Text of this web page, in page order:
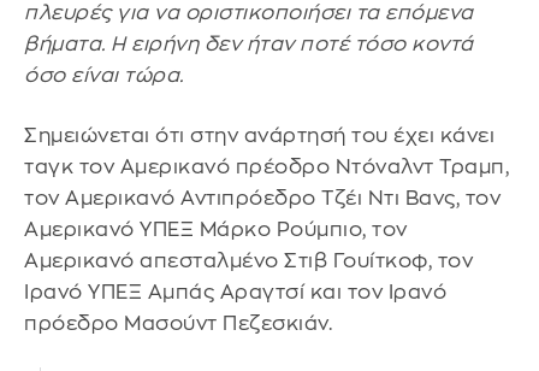
πλευρές για να οριστικοποιήσει τα επόμενα
βήματα. Η ειρήνη δεν ήταν ποτέ τόσο κοντά
όσο είναι τώρα.
Σημειώνεται ότι στην ανάρτησή του έχει κάνει
ταγκ τον Αμερικανό πρέοδρο Ντόναλντ Τραμπ,
τον Αμερικανό Αντιπρόεδρο Τζέι Ντι Βανς, τον
Αμερικανό ΥΠΕΞ Μάρκο Ρούμπιο, τον
Αμερικανό απεσταλμένο Στιβ Γουίτκοφ, τον
Ιρανό ΥΠΕΞ Αμπάς Αραγτσί και τον Ιρανό
πρόεδρο Μασούντ Πεζεσκιάν.